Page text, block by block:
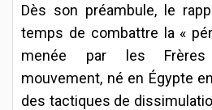
Dès son préambule, le
temps de combattre la «
menée par les Frères
mouvement, né en Égypte
des tactiques de